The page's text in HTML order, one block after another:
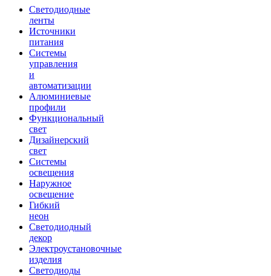
Светодиодные
ленты
Источники
питания
Системы
управления
и
автоматизации
Алюминиевые
профили
Функциональный
свет
Дизайнерский
свет
Системы
освещения
Наружное
освещение
Гибкий
неон
Светодиодный
декор
Электроустановочные
изделия
Светодиоды